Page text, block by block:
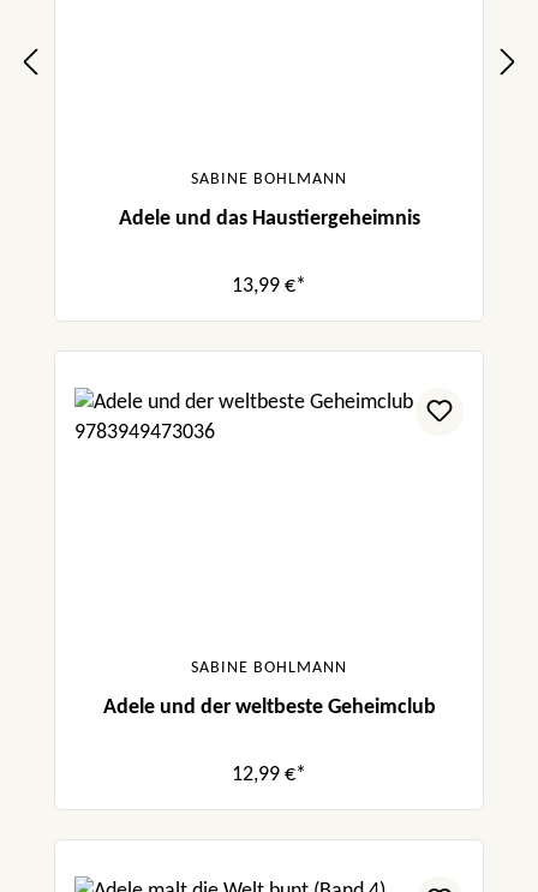
SABINE BOHLMANN
Adele und das Haustiergeheimnis
13,99 €*
SABINE BOHLMANN
Adele und der weltbeste Geheimclub
12,99 €*